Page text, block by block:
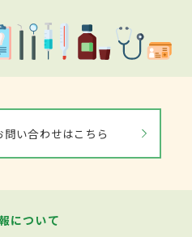
い合わせはこちら
について